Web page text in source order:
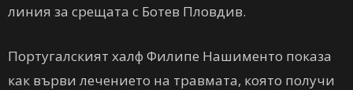
линия за срещата с Ботев Пловдив.
Португалският халф Филипе Нашименто показа
как върви лечението на травмата, която получи